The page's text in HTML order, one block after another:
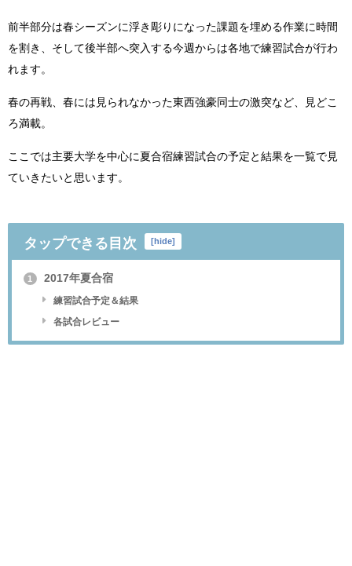
前半部分は春シーズンに浮き彫りになった課題を埋める作業に時間
を割き、そして後半部へ突入する今週からは各地で練習試合が行わ
れます。
春の再戦、春には見られなかった東西強豪同士の激突など、見どこ
ろ満載。
ここでは主要大学を中心に夏合宿練習試合の予定と結果を一覧で見
ていきたいと思います。
タップできる目次 hide
1 2017年夏合宿
練習試合予定＆結果
各試合レビュー